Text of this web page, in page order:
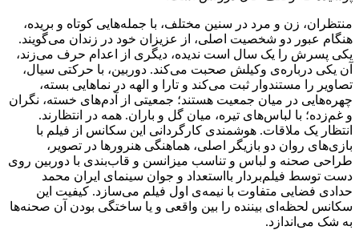
منتظران، زن و مرد در سنین مختلف، با جمله‌هایی کوتاه و بریده،
هنگام عبور دو شخصیت اصلی، از عزیزان خود در زندان می‌گویند.
یکی پسرش را یک سال است ندیده، دیگری از اعدام حرف می‌زند،
آن یکی درباره‌ی وکیلش صحبت می‌کند. دوربین، با حرکتی سیال،
تصاویر را مستندوار ثبت می‌کند و تارا و الهه در نماهایی بسته،
چهره‌هایی در میان جمعیت هستند؛ جمعیتی از آدم‌های خسته، نگران
و غم‌زده؛ با لباس‌های تیره، میان گل و باران. همه در انتظارند.
انتظار یک ملاقات. هوشمندی کارگردانی این سکانس از فیلم با
بازی‌های روان دو بازیگر اصلی، هماهنگی هنرورها در تصویر،
طراحی صحنه و لباس و تناسب میزانسن و قاب‌بندی با دوربین روی
دست توسط فیلم‌بردار بااستعداد و جوان سینمای ایران محمد
حدادی فضایی متفاوت با نیمه‌ی اول فیلم می‌سازد. کیفیت این
سکانس لحظه‌ای بیننده را بین واقعی و یا ساختگی بودن آن صحنه‌ها
به شک می‌اندازد.